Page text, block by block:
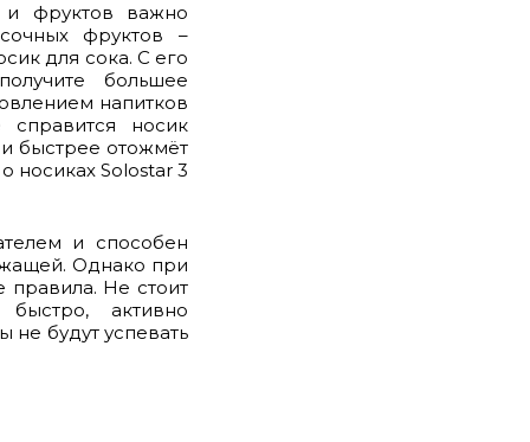
фруктов важно
фруктов –
для сока. С его
большее
напитков
носик
быстрее отожмёт
носиках Solostar 3
и способен
Однако при
Не стоит
активно
не будут успевать